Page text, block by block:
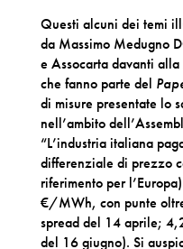
Questi alcuni dei temi
da Massimo Medugno
e Assocarta davanti
che fanno parte del
di misure presentate lo
nell’ambito
“L’industria italiana
differenziale di prezzo
riferimento per
€/MWh, con punte
spread del 14 aprile;
del 16 giugno). Si